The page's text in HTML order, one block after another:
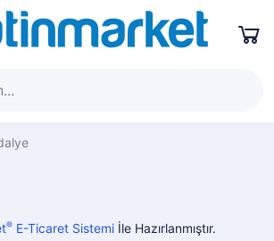
®E-Ticaret Sistemiİle Hazırlanmıştır.